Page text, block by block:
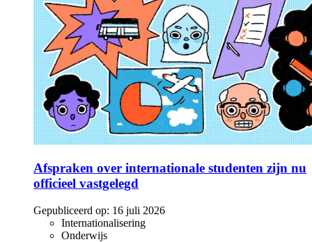
Afspraken over internationale studenten zijn nu
officieel vastgelegd
Gepubliceerd op: 16 juli 2026
Internationalisering
Onderwijs